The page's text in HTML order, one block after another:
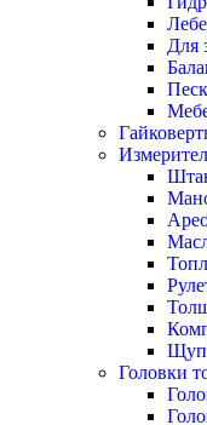
Для
Головки